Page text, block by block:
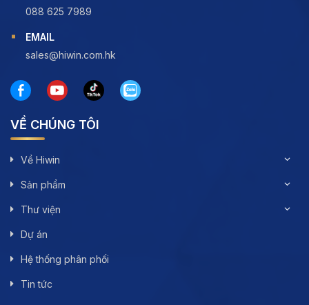
088 625 7989
EMAIL
sales@hiwin.com.hk
VỀ CHÚNG TÔI
Về Hiwin
Sản phẩm
Thư viện
Dự án
Hệ thống phân phối
Tin tức